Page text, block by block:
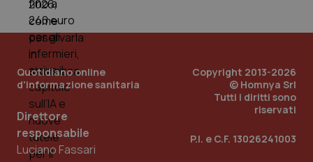
Quotidiano online
d'informazione sanitaria
Direttore
responsabile
Luciano Fassari
Copyright 2013-2026
© Homnya Srl
Tutti i diritti sono
riservati
P.I. e C.F. 13026241003
PHPSESSID
www.quotidianosanita.it